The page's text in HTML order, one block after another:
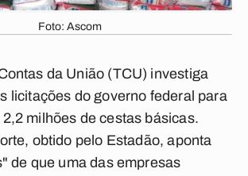
Foto: Ascom
da União (TCU) investiga
licitações do governo federal para
milhões de cestas básicas.
obtido pelo Estadão, aponta
de que uma das empresas